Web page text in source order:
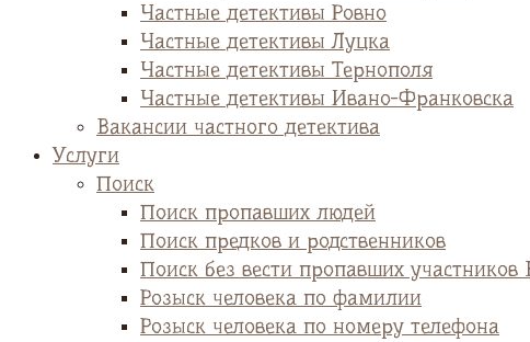
Частные детективы Ровно
Частные детективы Луцка
Частные детективы Тернополя
Частные детективы Ивано-Франковска
Вакансии частного детектива
Услуги
Поиск
Поиск пропавших людей
Поиск предков и родственников
Поиск без вести пропавших участников
Розыск человека по фамилии
Розыск человека по номеру телефона